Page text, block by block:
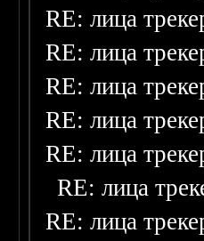
RE: лица
RE: лица
RE: лица
RE: лица
RE: лица
RE: лица
RE: лица